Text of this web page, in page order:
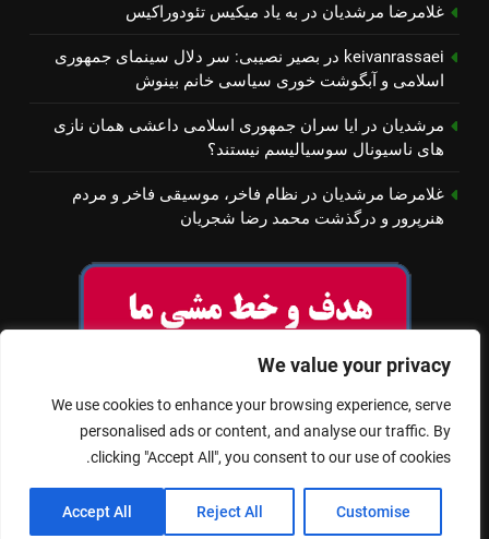
We value your privacy
We use cookies to enhance your browsing experience, serve
personalised ads or content, and analyse our traffic. By
clicking "Accept All", you consent to our use of cookies.
Customise
Reject All
Accept All
غلامرضا مرشدیان در به یاد میكیس تئودوراكیس
keivanrassaei در بصیر نصیبی: سر دلال سینمای جمهوری
اسلامی و آبگوشت خوری سیاسی خانم بینوش
مرشدیان در ایا سران جمهوری اسلامی داعشی همان نازی
های ناسیونال سوسیالیسم نیستند؟
غلامرضا مرشدیان در نظام فاخر، موسیقی فاخر و مردم
هنرپرور و درگذشت محمد رضا شجریان